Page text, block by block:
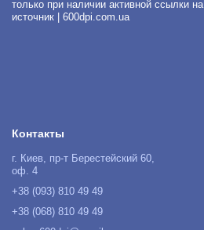
только при наличии активной ссылки на
источник | 600dpi.com.ua
Контакты
г. Киев, пр-т Берестейский 60,
оф. 4
+38 (093) 810 49 49
+38 (068) 810 49 49